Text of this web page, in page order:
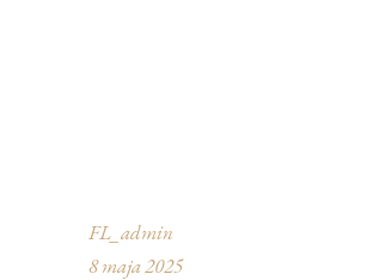
FL_admin
8 maja 2025